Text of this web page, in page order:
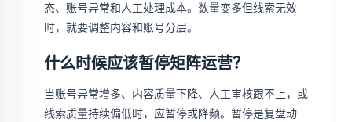
态、账号异常和人工处理成本。数量变多但线索无效
时，就要调整内容和账号分层。
什么时候应该暂停矩阵运营？
当账号异常增多、内容质量下降、人工审核跟不上，或
线索质量持续偏低时，应暂停或降频。暂停是复盘动